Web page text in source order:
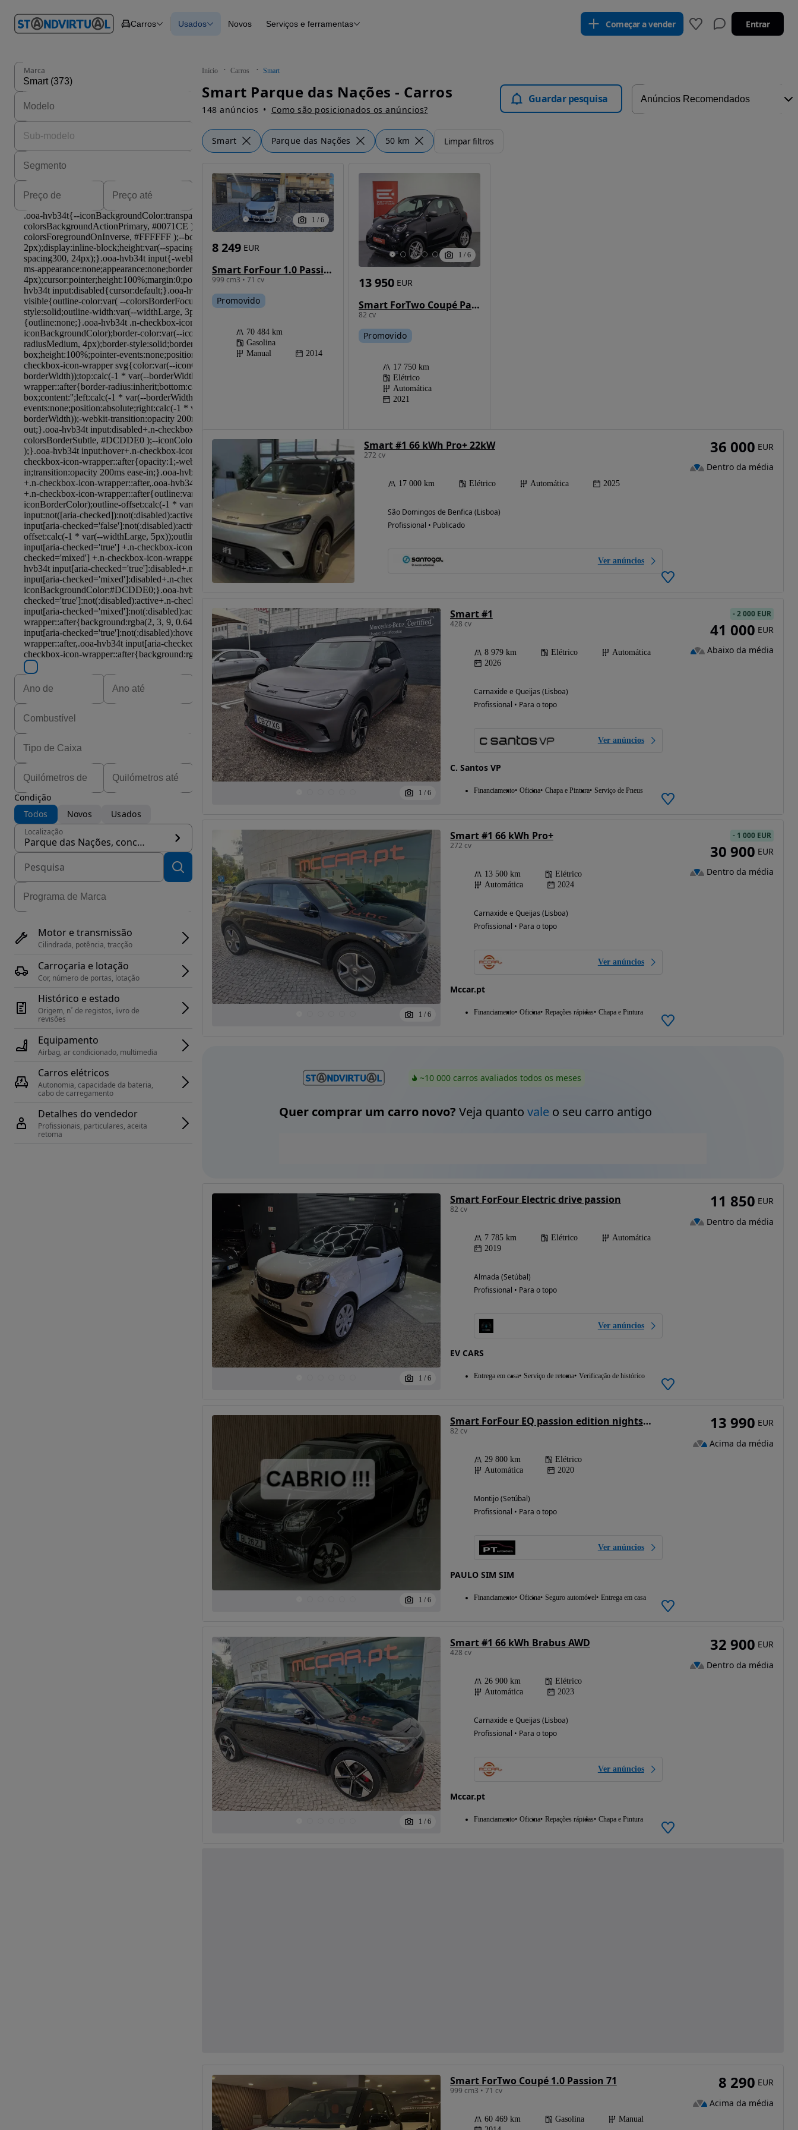
em
Carros Carros
Carros
Novos
Usados Novos Serviços e ferramentas Começar a vender Entrar
Início Carros Smart
Smart Parque das Nações - Carros
148 anúncios Como são posicionados os anúncios?
Guardar pesquisa
Smart Parque das Nações 50 km Limpar filtros
Marca
Condição
Todos
Novos Usados
Localização
Parque das Nações, concelho Lisboa
Motor e transmissão
Cilindrada, potência, tracção
Carroçaria e lotação
Cor, número de portas, lotação
Histórico e estado
Origem, n˚ de registos, livro de
revisões
Equipamento
Airbag, ar condicionado, multimedia
Carros elétricos
Autonomia, capacidade da bateria,
cabo de carregamento
Detalhes do vendedor
Profissionais, particulares, aceita
retoma
1 / 6
Smart ForFour 1.0 Passion 71
999 cm3 • 71 cv
8 249 EUR
Promovido
70 484 km
Gasolina
Manual
2014
1 / 6
Smart ForTwo Coupé Passion
82 cv
13 950 EUR
Promovido
17 750 km
Elétrico
Automática
2021
Smart #1 66 kWh Pro+ 22kW
272 cv
17 000 km Elétrico Automática 2025
São Domingos de Benfica (Lisboa)
Profissional • Publicado
Ver anúncios
36 000 EUR
Dentro da média
1 / 6
Smart #1
428 cv
8 979 km Elétrico
Automática
2026
Carnaxide e Queijas (Lisboa)
Profissional • Para o topo
Ver anúncios
C. Santos VP
Financiamento Oficina Chapa e Pintura Serviço de Pneus
-2 000 EUR
41 000 EUR
Abaixo da média
1 / 6
Smart #1 66 kWh Pro+
272 cv
13 500 km
Elétrico
Automática
2024
Carnaxide e Queijas (Lisboa)
Profissional • Para o topo
Ver anúncios
Mccar.pt
Financiamento Oficina Repações rápidas Chapa e Pintura
- 1 000 EUR
30 900 EUR
Dentro da média
~10 000 carros avaliados todos os meses
Quer comprar um carro novo? Veja quanto valeo seu carro antigo
1 / 6
Smart ForFour Electric drive passion
82 cv
7 785 km Elétrico
Automática
2019
Almada (Setúbal)
Profissional • Para o topo
Ver anúncios
EV CARS
Entrega em casa Serviço de retoma Verificação de histórico
11 850 EUR
Dentro da média
1 / 6
Smart ForFour EQ passion edition nightsky
82 cv
29 800 km
Elétrico
Automática
2020
Montijo (Setúbal)
Profissional • Para o topo
Ver anúncios
PAULO SIM SIM
Financiamento Oficina Seguro automóvel Entrega em casa
13 990 EUR
Acima da média
1 / 6
Smart #1 66 kWh Brabus AWD
428 cv
26 900 km
Elétrico
Automática
2023
Carnaxide e Queijas (Lisboa)
Profissional • Para o topo
Ver anúncios
Mccar.pt
Financiamento Oficina Repações rápidas Chapa e Pintura
32 900 EUR
Dentro da média
Smart ForTwo Coupé 1.0 Passion 71
999 cm3 • 71 cv
60 469 km Gasolina
Manual
8 290 EUR
Acima da média